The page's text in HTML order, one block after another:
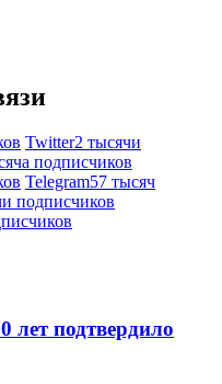
Twitter2 тысячи
подписчиков
Telegram57 тысяч
подписчиков
лет подтвердило